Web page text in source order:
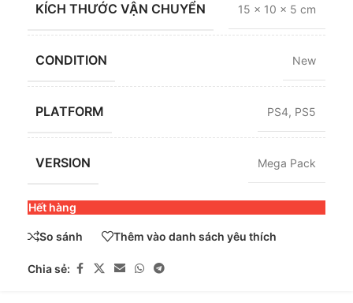
KÍCH THƯỚC VẬN CHUYỂN 15 × 10 × 5 cm
CONDITION New
PLATFORM PS4, PS5
VERSION Mega Pack
Hết hàng
So sánh Thêm vào danh sách yêu thích
Chia sẻ: